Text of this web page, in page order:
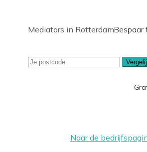
Mediators in Rotterdam
Naar de